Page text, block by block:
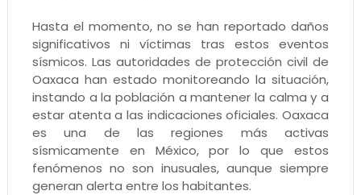
Hasta el momento, no se han reportado daños
significativos ni víctimas tras estos eventos
sísmicos. Las autoridades de protección civil de
Oaxaca han estado monitoreando la situación,
instando a la población a mantener la calma y a
estar atenta a las indicaciones oficiales. Oaxaca
es una de las regiones más activas
sísmicamente en México, por lo que estos
fenómenos no son inusuales, aunque siempre
generan alerta entre los habitantes.